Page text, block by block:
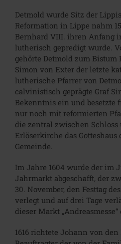
Detmold wurde Sitz der
Reformation in Lippe nahm
Bernhard VIII. ihren Anfang
lutherisch gepredigt wurde.
gehörte Detmold zum Bistum
Simon von Exter der letzte
lutherische Pfarrer von
calvinistisch geprägte Graf
Bekenntnis ein und besetzte
nur noch mit reformierten
die zentral zwischen
Erlöserkirche das Gotteshaus
Gemeinde.
Im Jahre 1604 wurde der im
Jahrmarkt abgeschafft, der
30. November, den Festtag
verlegt und auf drei Tage
dieser Markt „Andreasmesse“
1616 richtete Johann von